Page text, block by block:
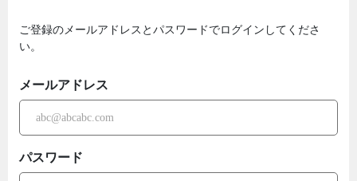
ご登録のメールアドレスとパスワードでログインしてくださ
い。
メールアドレス
パスワード